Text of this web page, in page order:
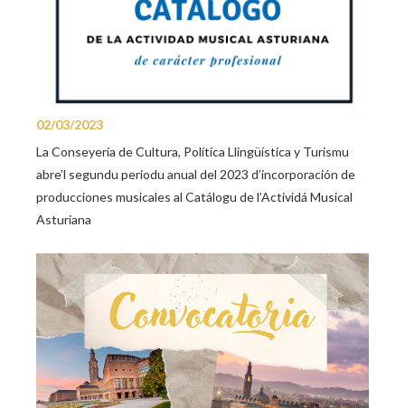
02/03/2023
La Conseyería de Cultura, Política Llingüística y Turismu
abre’l segundu periodu anual del 2023 d’incorporación de
producciones musicales al Catálogu de l’Actividá Musical
Asturiana